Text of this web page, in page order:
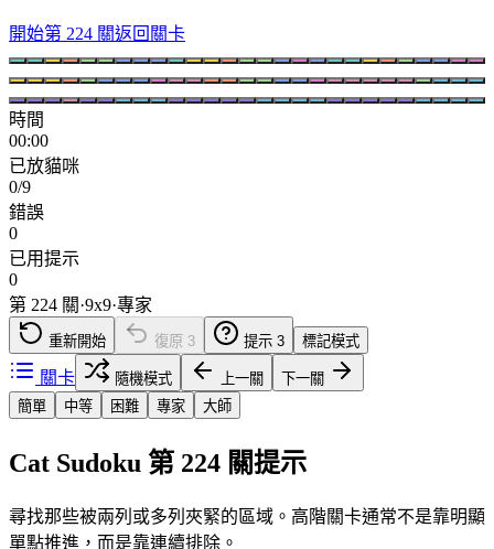
開始第 224 關返回關卡
時間
00:00
已放貓咪
0/9
錯誤
0
已用提示
0
第 224 關·9x9·專家
重新開始 復原 3 提示 3 標記模式
關卡 隨機模式 上一關
下一關
簡單
中等 困難 專家 大師
Cat Sudoku 第 224 關提示
尋找那些被兩列或多列夾緊的區域。高階關卡通常不是靠明顯
單點推進，而是靠連續排除。